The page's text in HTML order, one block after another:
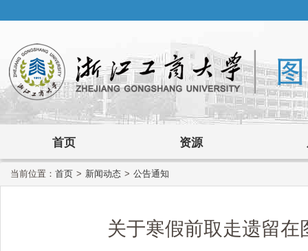
首页 资源
当前位置： 首页 > 新闻动态 > 公告通知
关于寒假前取走遗留